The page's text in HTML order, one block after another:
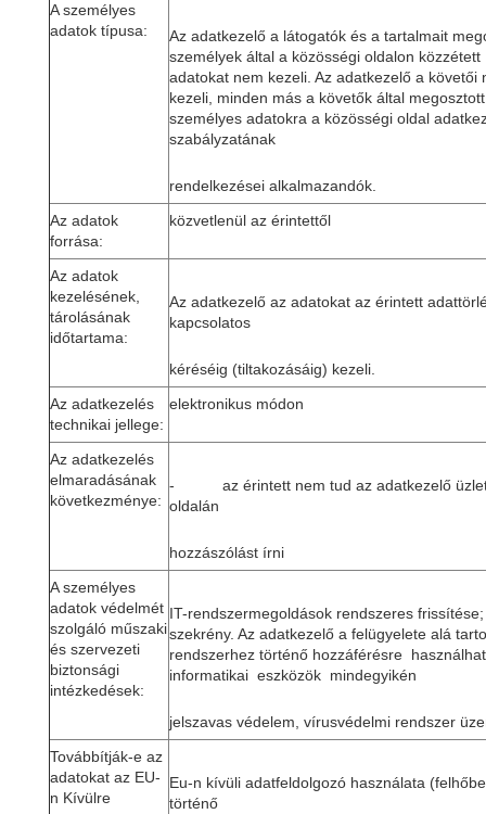
A személyes
adatok típusa:
Az adatkezelő a látogatók és a tartalmait
személyek által a közösségi oldalon közzétett
adatokat nem kezeli. Az adatkezelő a követői
kezeli, minden más a követők által megosztott
személyes adatokra a közösségi oldal
szabályzatának
rendelkezései alkalmazandók.
Az adatok
forrása:
közvetlenül az érintettől
Az adatok
kezelésének,
tárolásának
időtartama:
Az adatkezelő az adatokat az érintett
kapcsolatos
kéréséig (tiltakozásáig) kezeli.
Az adatkezelés
technikai jellege:
elektronikus módon
Az adatkezelés
elmaradásának
következménye:
- az érintett nem tud az adatkezelő
oldalán
hozzászólást írni
A személyes
adatok védelmét
szolgáló műszaki
és szervezeti
biztonsági
intézkedések:
IT-rendszermegoldások rendszeres
szekrény. Az adatkezelő a felügyelete alá
rendszerhez történő hozzáférésre
informatikai eszközök mindegyikén
jelszavas védelem, vírusvédelmi rendszer
Továbbítják-e az
adatokat az EU-
n Kívülre
Eu-n kívüli adatfeldolgozó használata
történő